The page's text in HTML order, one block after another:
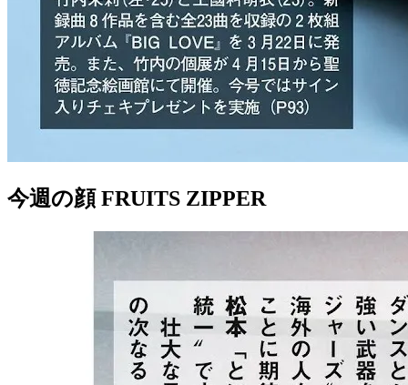
今週の顔 FRUITS ZIPPER